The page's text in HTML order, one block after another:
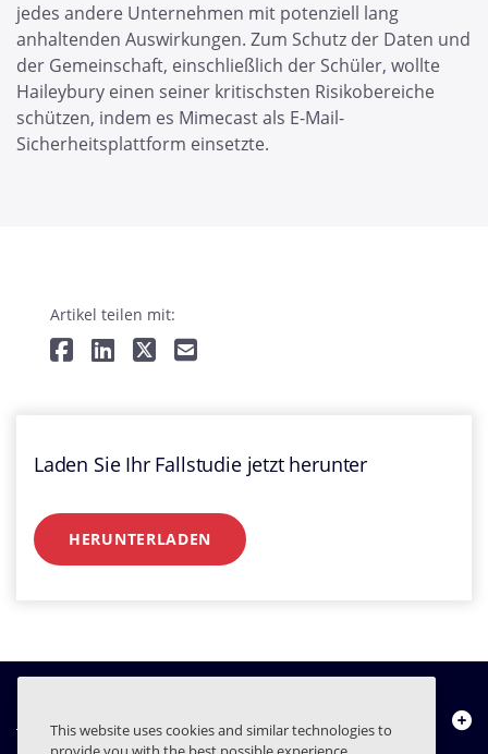
jedes andere Unternehmen mit potenziell lang
anhaltenden Auswirkungen. Zum Schutz der Daten und
der Gemeinschaft, einschließlich der Schüler, wollte
Haileybury einen seiner kritischsten Risikobereiche
schützen, indem es Mimecast als E-Mail-
Sicherheitsplattform einsetzte.
Artikel teilen mit:
Laden Sie Ihr Fallstudie jetzt herunter
HERUNTERLADEN
Über uns
This website uses cookies and similar technologies to